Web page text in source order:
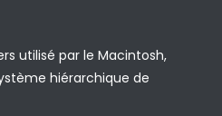
utilisé par le Macintosh,
hiérarchique de